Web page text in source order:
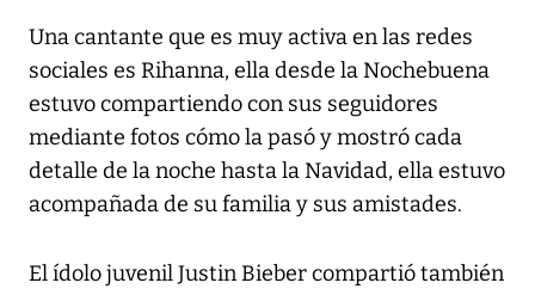
Una cantante que es muy activa en las redes
sociales es Rihanna, ella desde la Nochebuena
estuvo compartiendo con sus seguidores
mediante fotos cómo la pasó y mostró cada
detalle de la noche hasta la Navidad, ella estuvo
acompañada de su familia y sus amistades.
El ídolo juvenil Justin Bieber compartió también